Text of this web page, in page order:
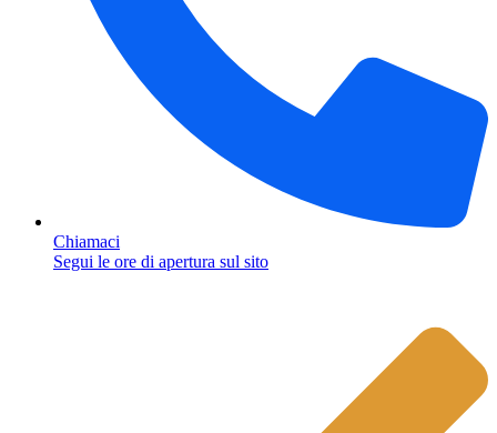
Chiamaci
Segui le ore di apertura sul sito